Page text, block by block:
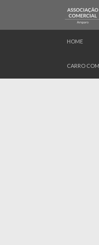
HOME
CARRO